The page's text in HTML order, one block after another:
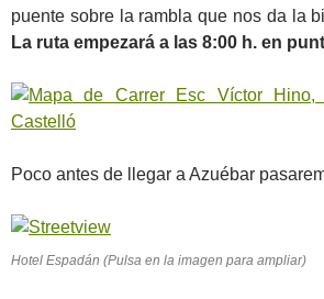
puente sobre la rambla que nos da la
La ruta empezará a las 8:00 h. en
Poco antes de llegar a Azuébar
Hotel Espadán (Pulsa en la imagen para ampliar)